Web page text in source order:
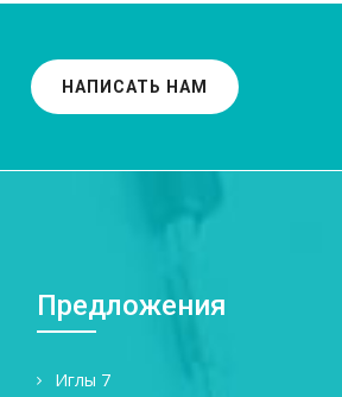
НАПИСАТЬ НАМ
Предложения
Иглы 7